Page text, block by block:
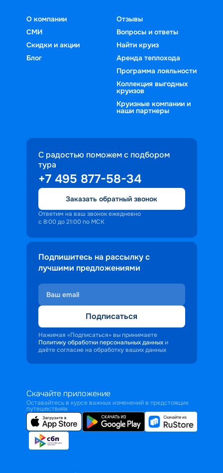
О компании
СМИ
Скидки и акции
Блог
Отзывы
Вопросы и ответы
Найти круиз
Аренда теплохода
Программа лояльности
Коллекция выгодных
круизов
Круизные компании и
наши партнеры
С радостью поможем с подбором
тура
+7 495 877-58-34
Заказать обратный звонок
Ответим на ваш звонок ежедневно
с 8:00 до 21:00 по МСК
Подпишитесь на рассылку с
лучшими предложениями
Подписаться
Нажимая «Подписаться» вы принимаете
Политику обработки персональных данных и
даёте согласие на обработку ваших данных
Скачайте приложение
Оставайтесь в курсе важных изменений в предстоящих
путешествиях